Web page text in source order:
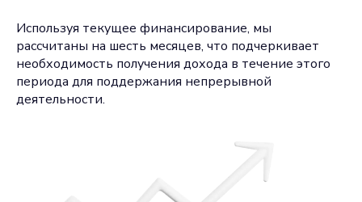
Используя текущее финансирование, мы
рассчитаны на шесть месяцев, что подчеркивает
необходимость получения дохода в течение этого
периода для поддержания непрерывной
деятельности.